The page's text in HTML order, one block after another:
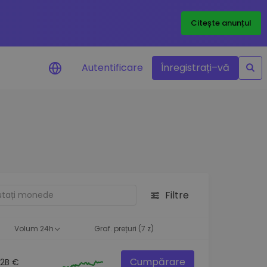
Citește anunțul
Autentificare Înregistrați–vă
Filtre
Volum 24h Graf. prețuri (7 z)
€ Cumpărare